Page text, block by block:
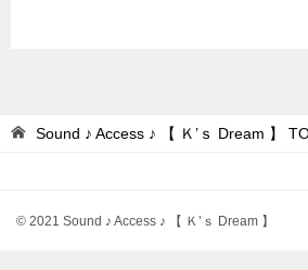
Sound ♪ Access ♪ 【 Ｋ’ｓ Dream 】
© 2021 Sound ♪ Access ♪ 【 Ｋ’ｓ Dream 】